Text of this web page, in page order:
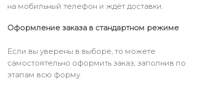
на мобильный телефон и ждёт доставки.
Оформление заказа в стандартном режиме
Если вы уверены в выборе, то можете
самостоятельно оформить заказ, заполнив по
этапам всю форму.